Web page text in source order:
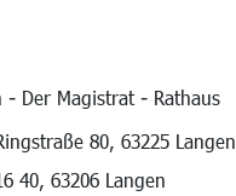
- Der Magistrat - Rathaus
Maps Navigation
80, 63225 Langen
40, 63206 Langen